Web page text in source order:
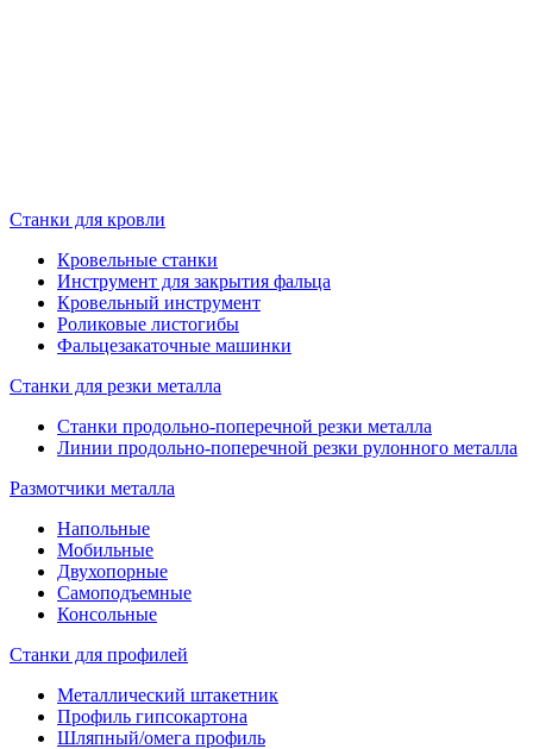
Станки для кровли
Кровельные станки
Инструмент для закрытия фальца
Кровельный инструмент
Роликовые листогибы
Фальцезакаточные машинки
Станки для резки металла
Станки продольно-поперечной резки металла
Линии продольно-поперечной резки рулонного металла
Размотчики металла
Напольные
Мобильные
Двухопорные
Самоподъемные
Консольные
Станки для профилей
Металлический штакетник
Профиль гипсокартона
Шляпный/омега профиль